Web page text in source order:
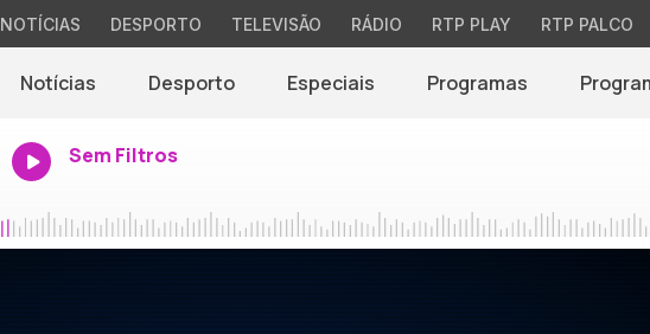
NOTÍCIAS DESPORTO TELEVISÃO RÁDIO RTP PLAY RTP PALCO
Notícias Desporto Especiais Programas
Sem Filtros